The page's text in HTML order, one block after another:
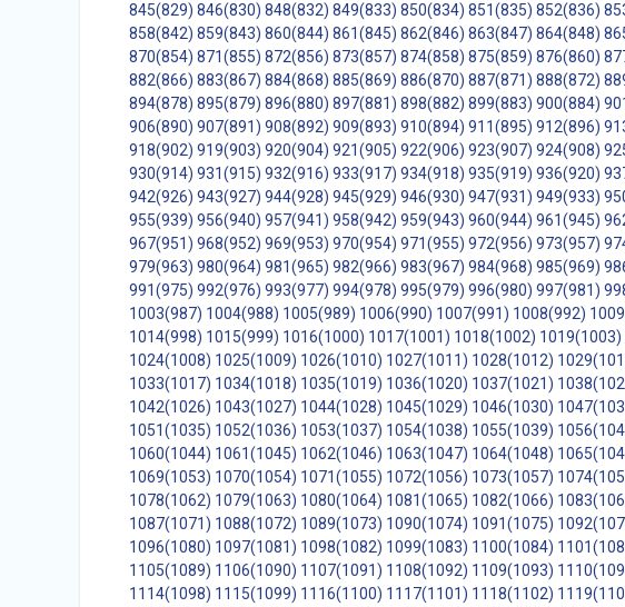
845(829) 846(830) 848(832) 849(833) 850(834) 851(835) 852(836)
858(842) 859(843) 860(844) 861(845) 862(846) 863(847) 864(848)
870(854) 871(855) 872(856) 873(857) 874(858) 875(859) 876(860)
882(866) 883(867) 884(868) 885(869) 886(870) 887(871) 888(872)
894(878) 895(879) 896(880) 897(881) 898(882) 899(883) 900(884)
906(890) 907(891) 908(892) 909(893) 910(894) 911(895) 912(896)
918(902) 919(903) 920(904) 921(905) 922(906) 923(907) 924(908)
930(914) 931(915) 932(916) 933(917) 934(918) 935(919) 936(920)
942(926) 943(927) 944(928) 945(929) 946(930) 947(931) 949(933)
955(939) 956(940) 957(941) 958(942) 959(943) 960(944) 961(945)
967(951) 968(952) 969(953) 970(954) 971(955) 972(956) 973(957)
979(963) 980(964) 981(965) 982(966) 983(967) 984(968) 985(969)
991(975) 992(976) 993(977) 994(978) 995(979) 996(980) 997(981)
1003(987) 1004(988) 1005(989) 1006(990) 1007(991) 1008(992)
1014(998) 1015(999) 1016(1000) 1017(1001) 1018(1002) 1019(1003)
1024(1008) 1025(1009) 1026(1010) 1027(1011) 1028(1012)
1033(1017) 1034(1018) 1035(1019) 1036(1020) 1037(1021)
1042(1026) 1043(1027) 1044(1028) 1045(1029) 1046(1030)
1051(1035) 1052(1036) 1053(1037) 1054(1038) 1055(1039)
1060(1044) 1061(1045) 1062(1046) 1063(1047) 1064(1048)
1069(1053) 1070(1054) 1071(1055) 1072(1056) 1073(1057)
1078(1062) 1079(1063) 1080(1064) 1081(1065) 1082(1066)
1087(1071) 1088(1072) 1089(1073) 1090(1074) 1091(1075)
1096(1080) 1097(1081) 1098(1082) 1099(1083) 1100(1084)
1105(1089) 1106(1090) 1107(1091) 1108(1092) 1109(1093)
1114(1098) 1115(1099) 1116(1100) 1117(1101) 1118(1102)